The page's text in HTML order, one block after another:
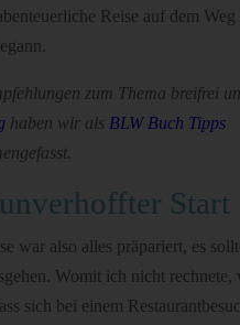
Reise auf dem Weg
zum Thema breifrei
haben wir als BLW Buch Tipps
Start
war also alles präpariert, es
Womit ich nicht rechnete,
sich bei einem